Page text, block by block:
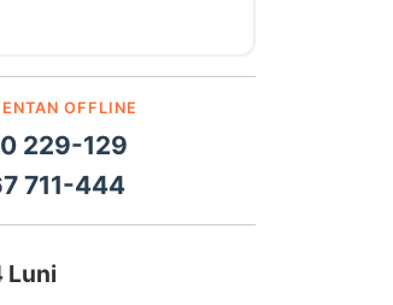
OFFLINE
229-129
711-444
Luni